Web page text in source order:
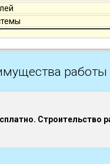
Строительство